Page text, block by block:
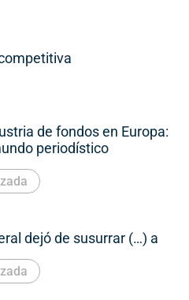
de fondos en Europa:
periodístico
dejó de susurrar (…) a